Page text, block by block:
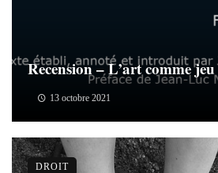
Recension – L’art comme jeu
13 octobre 2021
DROIT